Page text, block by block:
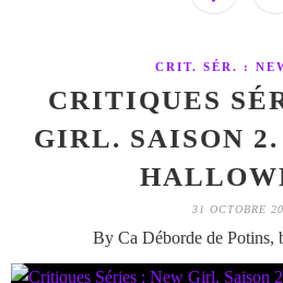
CRIT. SÉR. :
CRITIQUES
GIRL. SAISON
31 OCTOBRE
By Ca Déborde de Potins,